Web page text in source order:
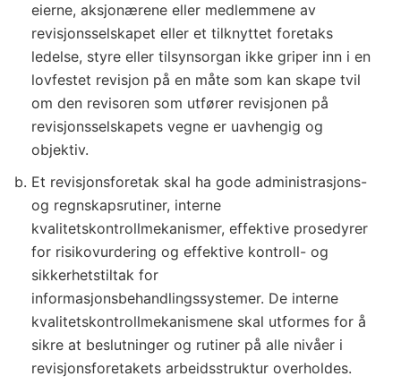
l
e
n
a
d
r
e
t
i
v
2
eierne, aksjonærene eller medlemmene av
revisjonsselskapet eller et tilknyttet foretaks
ledelse, styre eller tilsynsorgan ikke griper inn i en
lovfestet revisjon på en måte som kan skape tvil
om den revisoren som utfører revisjonen på
revisjonsselskapets vegne er uavhengig og
objektiv.
Et revisjonsforetak skal ha gode administrasjons-
og regnskapsrutiner, interne
kvalitetskontrollmekanismer, effektive prosedyrer
for risikovurdering og effektive kontroll- og
sikkerhetstiltak for
informasjonsbehandlingssystemer. De interne
kvalitetskontrollmekanismene skal utformes for å
sikre at beslutninger og rutiner på alle nivåer i
revisjonsforetakets arbeidsstruktur overholdes.